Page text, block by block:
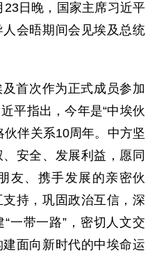
23日晚，国家主席习近平
会晤期间会见埃及总统
首次作为正式成员参加
平指出，今年是“中埃伙
伙伴关系10周年。中方坚
安全、发展利益，愿同
友、携手发展的亲密伙
持，巩固政治互信，深
一带一路”，密切人文交
面向新时代的中埃命运